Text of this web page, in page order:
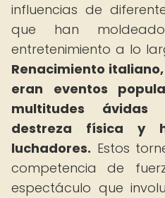
influencias de
que han
entretenimiento a lo
Renacimiento
eran eventos
multitudes
destreza física y
luchadores. Estos
competencia de
espectáculo que